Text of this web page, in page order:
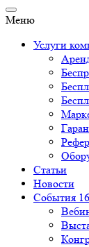
Меню
Услуги
Статьи
Новости
События